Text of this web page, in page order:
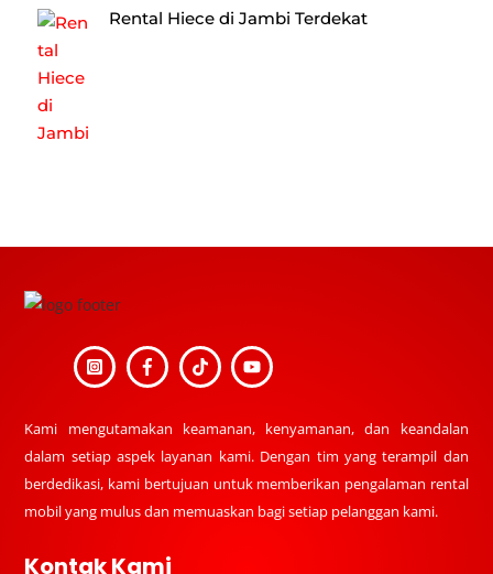
Rental Hiece di Jambi Terdekat
Top
Kami mengutamakan keamanan, kenyamanan, dan keandalan
dalam setiap aspek layanan kami. Dengan tim yang terampil dan
berdedikasi, kami bertujuan untuk memberikan pengalaman rental
mobil yang mulus dan memuaskan bagi setiap pelanggan kami.
Kontak Kami